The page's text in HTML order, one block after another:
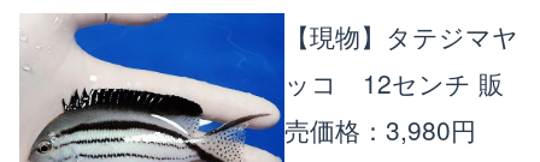
飼育用品GEAR
水槽TANK
R 楽天店で購入↗
【現物】タテジマヤ
ッコ 12センチ 販
売価格：3,980円